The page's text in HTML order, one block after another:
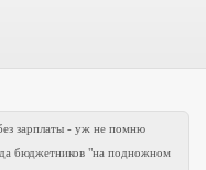
зарплаты - уж не помню
бюджетников "на подножном